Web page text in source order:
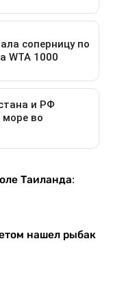
Таиланда:
нашел рыбак